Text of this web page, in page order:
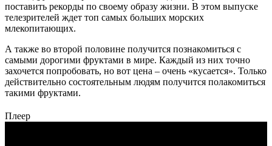
поставить рекорды по своему образу жизни. В этом выпуске
телезрителей ждет топ самых больших морских
млекопитающих.
А также во второй половине получится познакомиться с
самыми дорогими фруктами в мире. Каждый из них точно
захочется попробовать, но вот цена – очень «кусается». Только
действительно состоятельным людям получится полакомиться
такими фруктами.
Плеер